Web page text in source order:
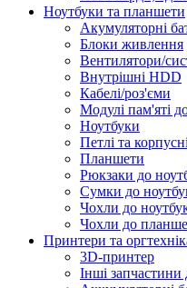
Ноутбуки та планшети
Акумуляторні
Блоки живлення
Вентилятори/
Внутрішні HDD
Кабелі/роз'єми
Модулі пам'яті
Ноутбуки
Петлі та
Планшети
Рюкзаки до
Сумки до
Чохли до
Чохли до
Принтери та
3D-принтер
Інші запчастини